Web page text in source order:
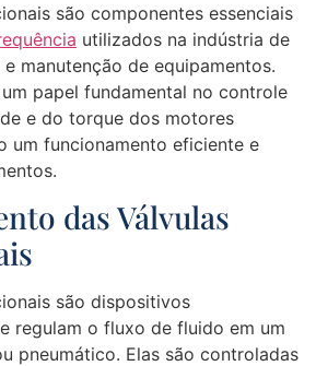
são componentes essenciais
utilizados na indústria de
manutenção de equipamentos.
papel fundamental no controle
e do torque dos motores
um funcionamento eficiente e
das Válvulas
são dispositivos
regulam o fluxo de fluido em um
pneumático. Elas são controladas